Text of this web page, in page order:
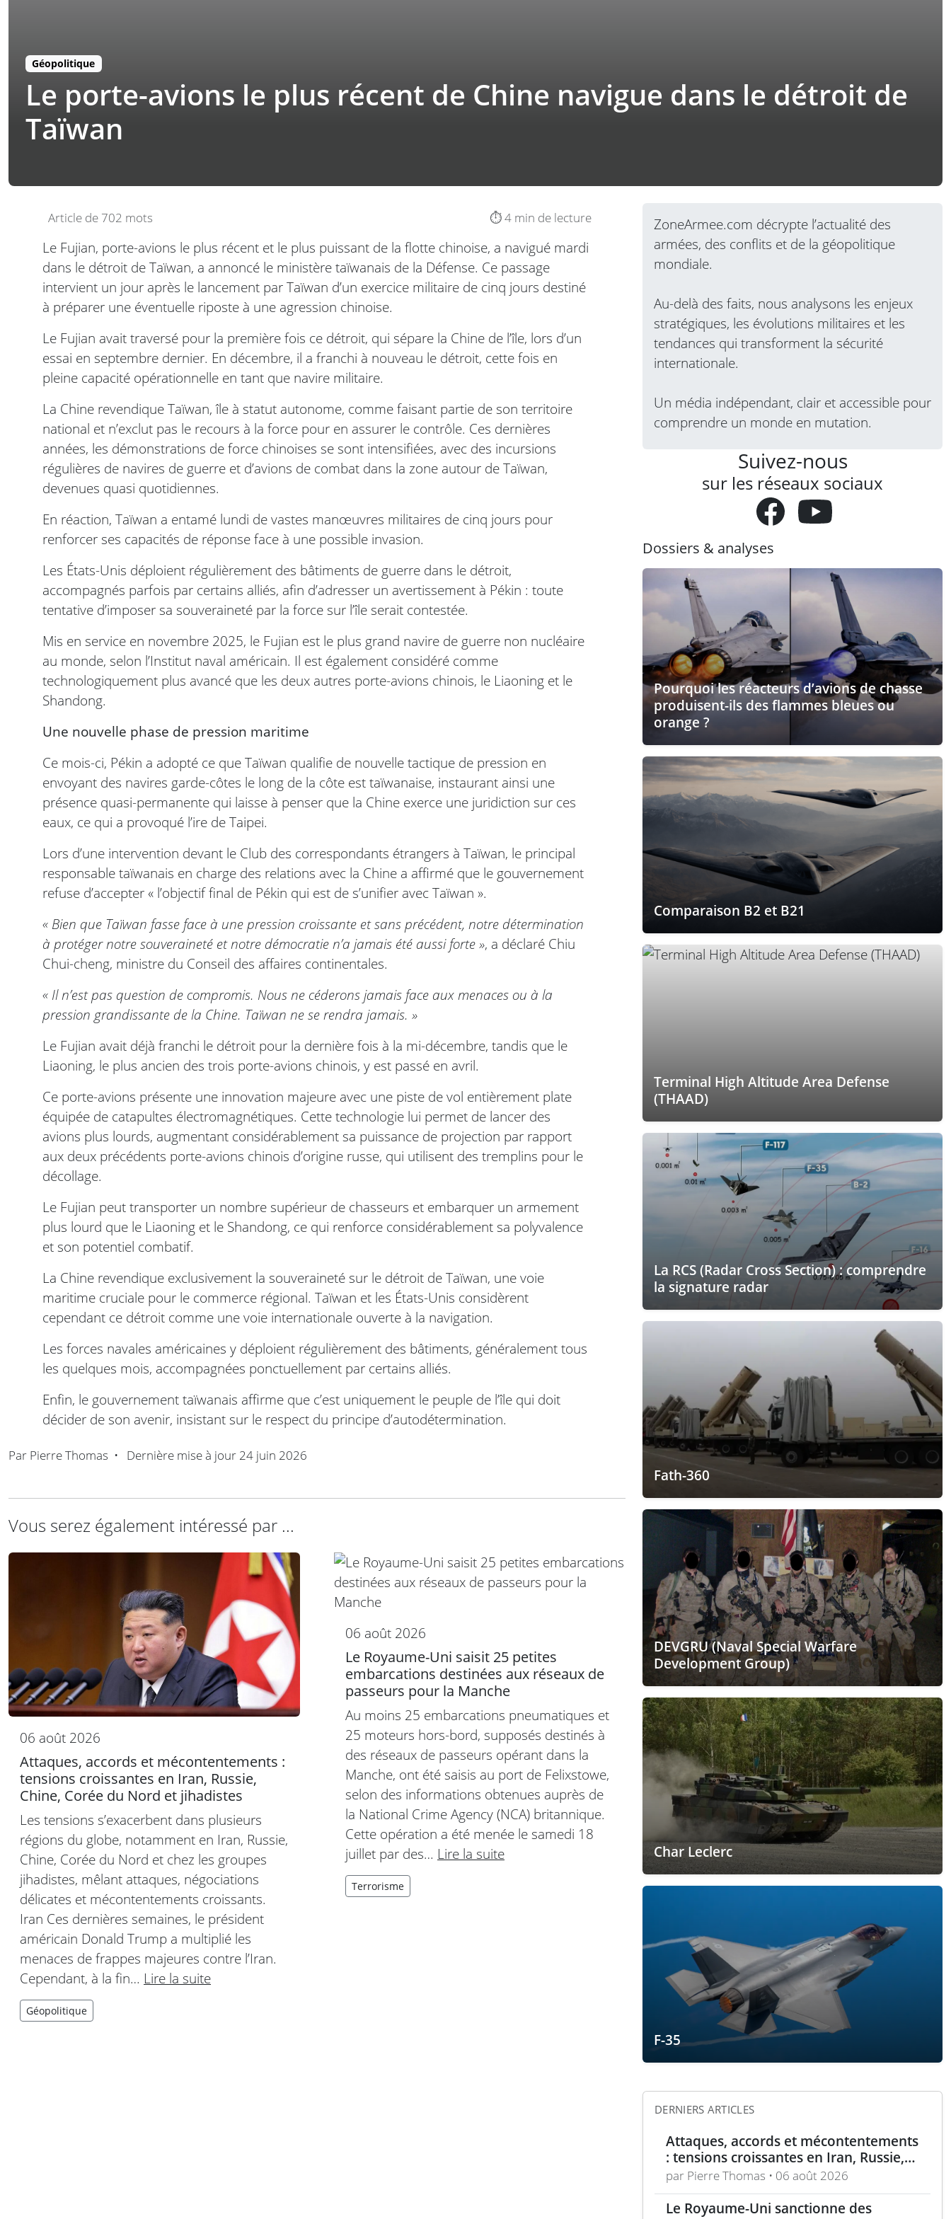
Géopolitique
Le porte-avions le plus récent de Chine navigue dans le détroit de
Taïwan
Article de 702 mots ⏱️ 4 min de lecture
Le Fujian, porte-avions le plus récent et le plus puissant de la flotte chinoise, a navigué mardi
dans le détroit de Taïwan, a annoncé le ministère taïwanais de la Défense. Ce passage
intervient un jour après le lancement par Taïwan d’un exercice militaire de cinq jours destiné
à préparer une éventuelle riposte à une agression chinoise.
Le Fujian avait traversé pour la première fois ce détroit, qui sépare la Chine de l’île, lors d’un
essai en septembre dernier. En décembre, il a franchi à nouveau le détroit, cette fois en
pleine capacité opérationnelle en tant que navire militaire.
La Chine revendique Taïwan, île à statut autonome, comme faisant partie de son territoire
national et n’exclut pas le recours à la force pour en assurer le contrôle. Ces dernières
années, les démonstrations de force chinoises se sont intensifiées, avec des incursions
régulières de navires de guerre et d’avions de combat dans la zone autour de Taïwan,
devenues quasi quotidiennes.
En réaction, Taïwan a entamé lundi de vastes manœuvres militaires de cinq jours pour
renforcer ses capacités de réponse face à une possible invasion.
Les États-Unis déploient régulièrement des bâtiments de guerre dans le détroit,
accompagnés parfois par certains alliés, afin d’adresser un avertissement à Pékin : toute
tentative d’imposer sa souveraineté par la force sur l’île serait contestée.
Mis en service en novembre 2025, le Fujian est le plus grand navire de guerre non nucléaire
au monde, selon l’Institut naval américain. Il est également considéré comme
technologiquement plus avancé que les deux autres porte-avions chinois, le Liaoning et le
Shandong.
Une nouvelle phase de pression maritime
Ce mois-ci, Pékin a adopté ce que Taïwan qualifie de nouvelle tactique de pression en
envoyant des navires garde-côtes le long de la côte est taïwanaise, instaurant ainsi une
présence quasi-permanente qui laisse à penser que la Chine exerce une juridiction sur ces
eaux, ce qui a provoqué l’ire de Taipei.
Lors d’une intervention devant le Club des correspondants étrangers à Taïwan, le principal
responsable taïwanais en charge des relations avec la Chine a affirmé que le gouvernement
refuse d’accepter « l’objectif final de Pékin qui est de s’unifier avec Taïwan ».
« Bien que Taïwan fasse face à une pression croissante et sans précédent, notre détermination
à protéger notre souveraineté et notre démocratie n’a jamais été aussi forte », a déclaré Chiu
Chui-cheng, ministre du Conseil des affaires continentales.
« Il n’est pas question de compromis. Nous ne céderons jamais face aux menaces ou à la
pression grandissante de la Chine. Taïwan ne se rendra jamais. »
Le Fujian avait déjà franchi le détroit pour la dernière fois à la mi-décembre, tandis que le
Liaoning, le plus ancien des trois porte-avions chinois, y est passé en avril.
Ce porte-avions présente une innovation majeure avec une piste de vol entièrement plate
équipée de catapultes électromagnétiques. Cette technologie lui permet de lancer des
avions plus lourds, augmentant considérablement sa puissance de projection par rapport
aux deux précédents porte-avions chinois d’origine russe, qui utilisent des tremplins pour le
décollage.
Le Fujian peut transporter un nombre supérieur de chasseurs et embarquer un armement
plus lourd que le Liaoning et le Shandong, ce qui renforce considérablement sa polyvalence
et son potentiel combatif.
La Chine revendique exclusivement la souveraineté sur le détroit de Taïwan, une voie
maritime cruciale pour le commerce régional. Taïwan et les États-Unis considèrent
cependant ce détroit comme une voie internationale ouverte à la navigation.
Les forces navales américaines y déploient régulièrement des bâtiments, généralement tous
les quelques mois, accompagnées ponctuellement par certains alliés.
Enfin, le gouvernement taïwanais affirme que c’est uniquement le peuple de l’île qui doit
décider de son avenir, insistant sur le respect du principe d’autodétermination.
Par Pierre Thomas • Dernière mise à jour 24 juin 2026
Vous serez également intéressé par ...
06 août 2026
Attaques, accords et mécontentements :
tensions croissantes en Iran, Russie,
Chine, Corée du Nord et jihadistes
Les tensions s’exacerbent dans plusieurs
régions du globe, notamment en Iran, Russie,
Chine, Corée du Nord et chez les groupes
jihadistes, mêlant attaques, négociations
délicates et mécontentements croissants.
Iran Ces dernières semaines, le président
américain Donald Trump a multiplié les
menaces de frappes majeures contre l’Iran.
Cependant, à la fin… Lire la suite
Géopolitique
06 août 2026
Le Royaume-Uni saisit 25 petites
embarcations destinées aux réseaux de
passeurs pour la Manche
Au moins 25 embarcations pneumatiques et
25 moteurs hors-bord, supposés destinés à
des réseaux de passeurs opérant dans la
Manche, ont été saisis au port de Felixstowe,
selon des informations obtenues auprès de
la National Crime Agency (NCA) britannique.
Cette opération a été menée le samedi 18
juillet par des… Lire la suite
Terrorisme
ZoneArmee.com décrypte l’actualité des
armées, des conflits et de la géopolitique
mondiale.
Au-delà des faits, nous analysons les enjeux
stratégiques, les évolutions militaires et les
tendances qui transforment la sécurité
internationale.
Un média indépendant, clair et accessible pour
comprendre un monde en mutation.
Suivez-nous
sur les réseaux sociaux
Dossiers & analyses
Pourquoi les réacteurs d’avions de chasse
produisent-ils des flammes bleues ou
orange ?
Comparaison B2 et B21
Terminal High Altitude Area Defense
(THAAD)
La RCS (Radar Cross Section) : comprendre
la signature radar
Fath-360
DEVGRU (Naval Special Warfare
Development Group)
Char Leclerc
F-35
DERNIERS ARTICLES
Attaques, accords et mécontentements
: tensions croissantes en Iran, Russie,
Chine, Corée du Nord et jihadistes
par Pierre Thomas • 06 août 2026
Le Royaume-Uni sanctionne des